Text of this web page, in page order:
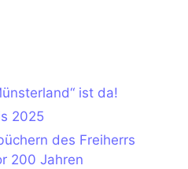
ist da!
2025
des Freiherrs
200 Jahren